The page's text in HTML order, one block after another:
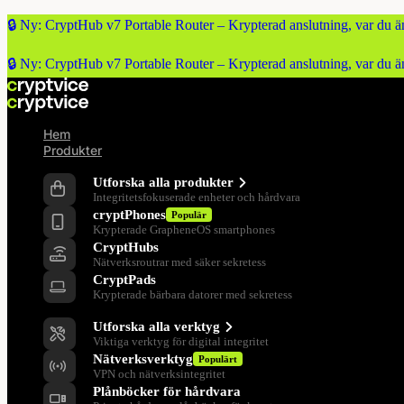
🔒 Ny: CryptHub v7 Portable Router – Krypterad anslutning, var du
🔒 Ny: CryptHub v7 Portable Router – Krypterad anslutning, var du
Hem
Produkter
Utforska alla produkter
Integritetsfokuserade enheter och hårdvara
cryptPhones Populär
Krypterade GrapheneOS smartphones
CryptHubs
Nätverksroutrar med säker sekretess
CryptPads
Krypterade bärbara datorer med sekretess
Utforska alla verktyg
Viktiga verktyg för digital integritet
Nätverksverktyg Populärt
VPN och nätverksintegritet
Plånböcker för hårdvara